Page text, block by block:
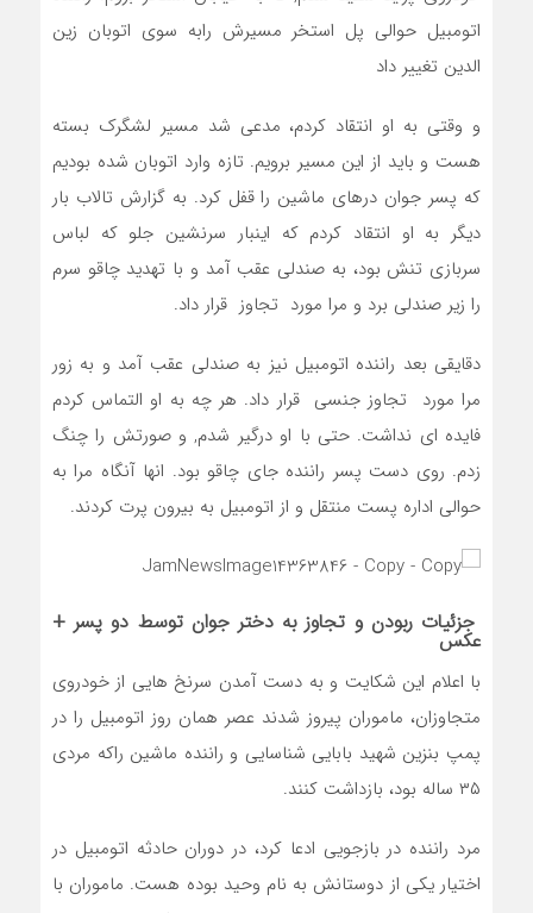
اتومبیل حوالی پل استخر مسیرش رابه سوی اتوبان زین
الدین تغییر داد
و وقتی به او انتقاد کردم، مدعی شد مسیر لشگرک بسته
هست و باید از این مسیر برویم. تازه وارد اتوبان شده بودیم
که پسر جوان درهای ماشین را قفل کرد. به گزارش تالاب بار
دیگر به او انتقاد کردم که اینبار سرنشین جلو که لباس
سربازی تنش بود، به صندلی عقب آمد و با تهدید چاقو سرم
را زیر صندلی برد و مرا مورد تجاوز قرار داد.
دقایقی بعد راننده اتومبیل نیز به صندلی عقب آمد و به زور
مرا مورد تجاوز جنسی قرار داد. هر چه به او التماس کردم
فایده ای نداشت. حتی با او درگیر شدم, و صورتش را چنگ
زدم. روی دست پسر راننده جای چاقو بود. انها آنگاه مرا به
حوالی اداره پست منتقل و از اتومبیل به بیرون پرت کردند.
جزئیات ربودن و تجاوز به دختر جوان توسط دو پسر +
عکس
با اعلام این شکایت و به دست آمدن سرنخ هایی از خودروی
متجاوزان، ماموران پیروز شدند عصر همان روز اتومبیل را در
پمپ بنزین شهید بابایی شناسایی و راننده ماشین راکه مردی
۳۵ ساله بود، بازداشت کنند.
مرد راننده در بازجویی ادعا کرد، در دوران حادثه اتومبیل در
اختیار یکی از دوستانش به نام وحید بوده هست. ماموران با